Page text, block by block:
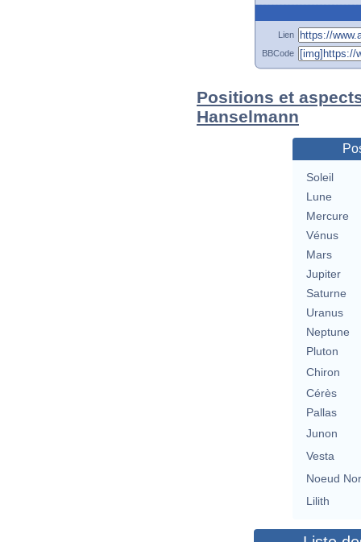
Lien
BBCode
Positions et
Hanselmann
Soleil
Lune
Mercure
Vénus
Mars
Jupiter
Saturne
Uranus
Neptune
Pluton
Chiron
Cérès
Pallas
Junon
Vesta
Noeud
Lilith